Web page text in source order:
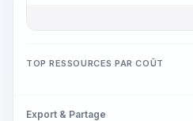
TOP RESSOURCES PAR COÛT
Export & Partage